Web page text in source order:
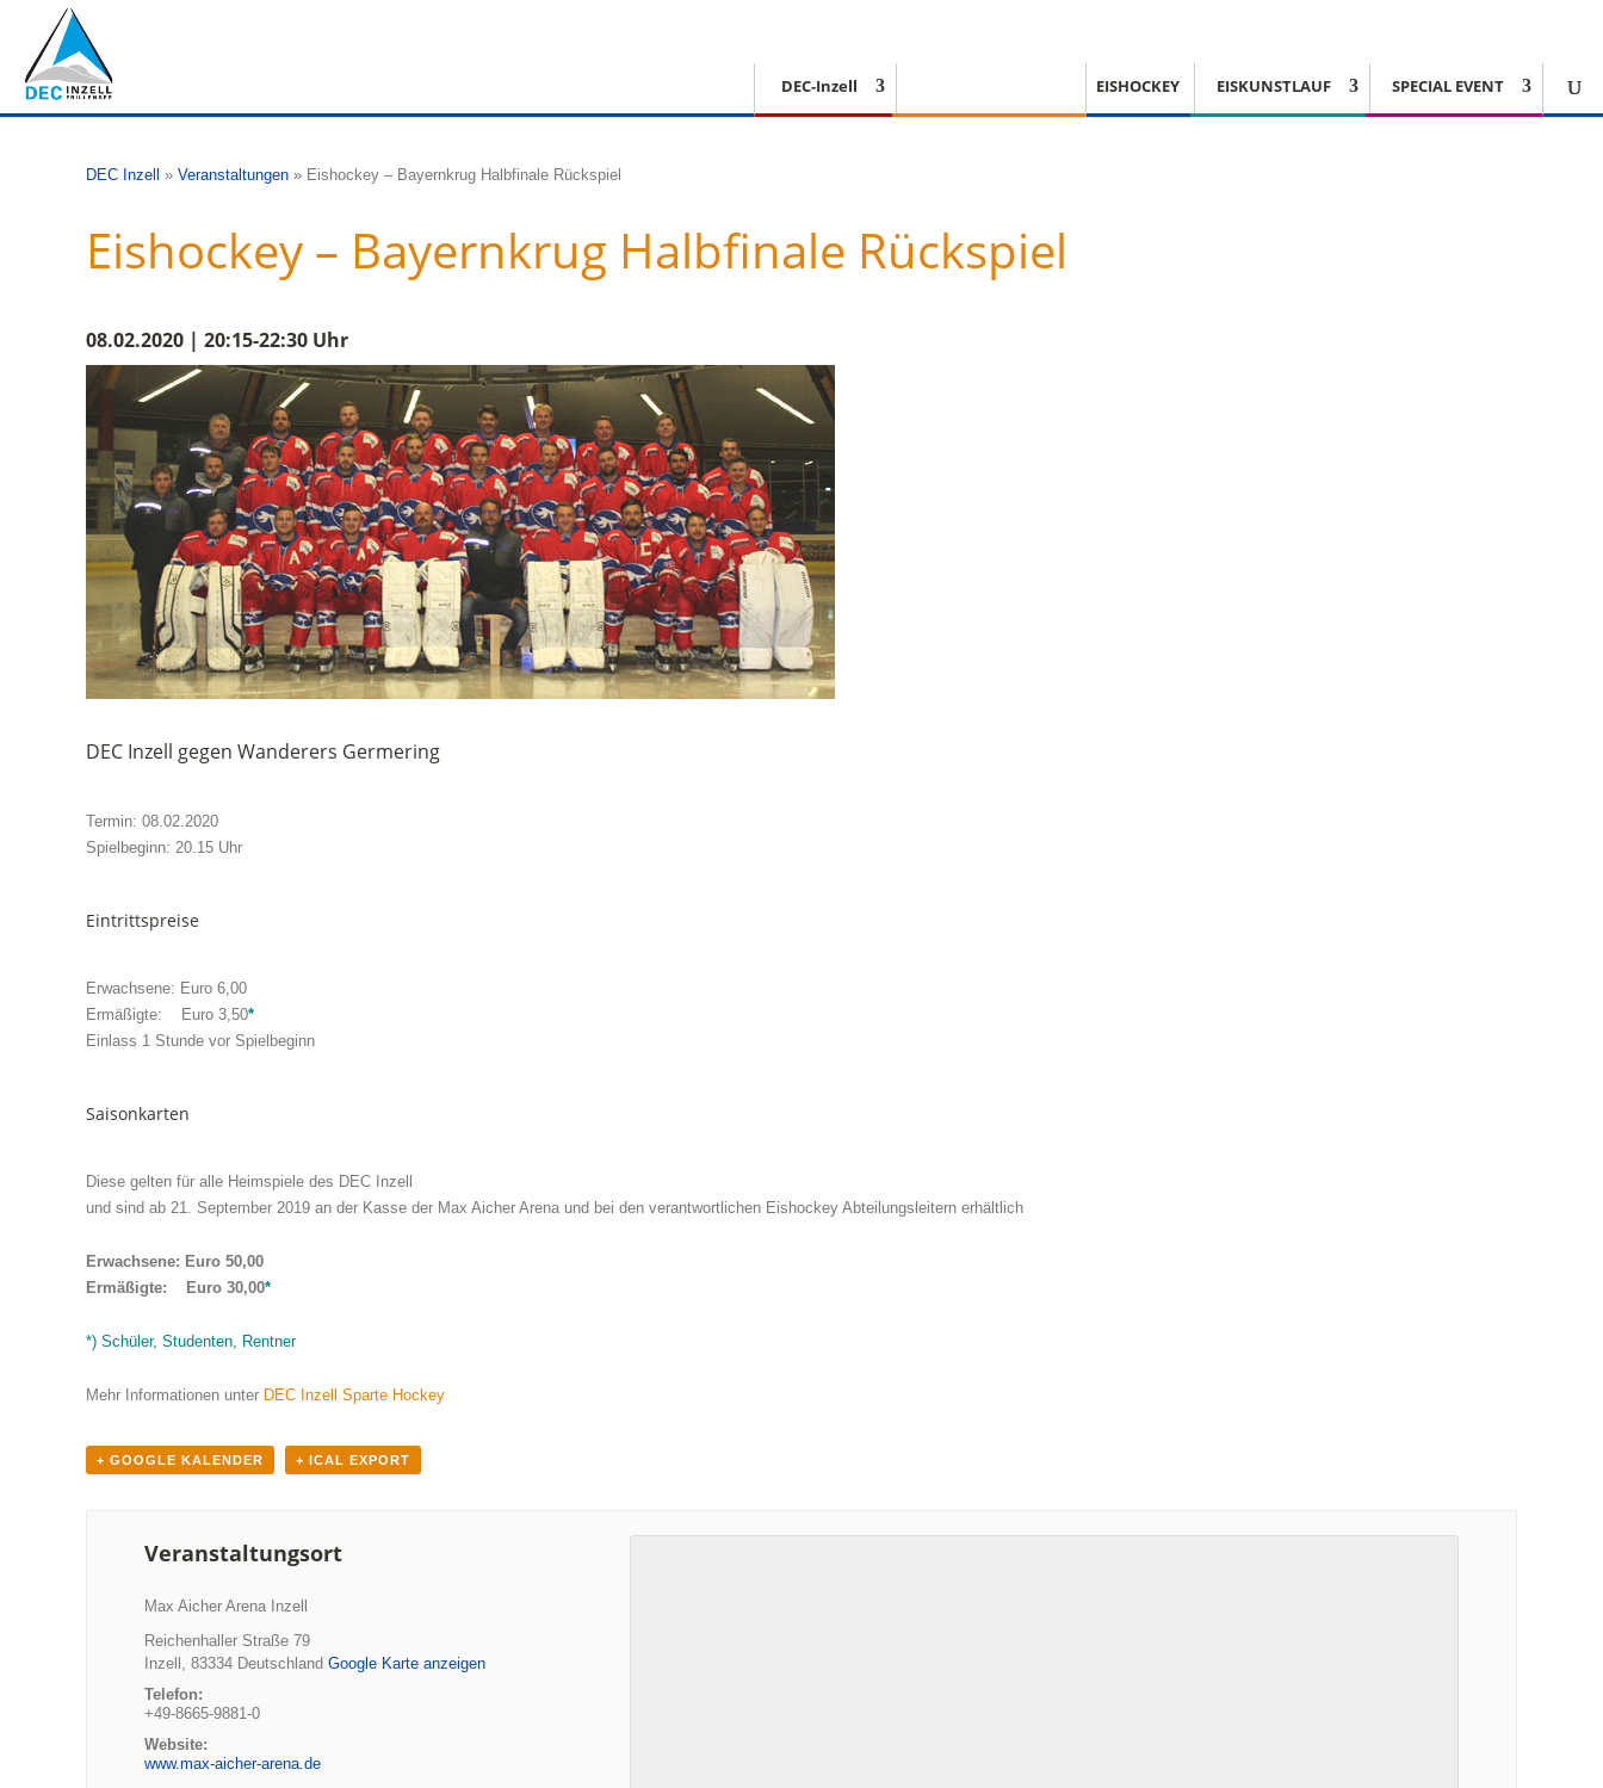
DEC-Inzell EISHOCKEY EISKUNSTLAUF SPECIAL EVENT
DEC Inzell » Veranstaltungen » Eishockey – Bayernkrug Halbfinale Rückspiel
Eishockey – Bayernkrug Halbfinale Rückspiel
08.02.2020 | 20:15-22:30 Uhr
DEC Inzell gegen Wanderers Germering
Termin: 08.02.2020
Spielbeginn: 20.15 Uhr
Eintrittspreise
Erwachsene: Euro 6,00
Ermäßigte: Euro 3,50*
Einlass 1 Stunde vor Spielbeginn
Saisonkarten
Diese gelten für alle Heimspiele des DEC Inzell
und sind ab 21. September 2019 an der Kasse der Max Aicher Arena und bei den verantwortlichen Eishockey Abteilungsleitern erhältlich
Erwachsene: Euro 50,00
Ermäßigte: Euro 30,00*
*) Schüler, Studenten, Rentner
Mehr Informationen unter DEC Inzell Sparte Hockey
+ GOOGLE KALENDER + ICAL EXPORT
Veranstaltungsort
Max Aicher Arena Inzell
Reichenhaller Straße 79
Inzell , 83334 Deutschland Google Karte anzeigen
Telefon:
+49-8665-9881-0
Website:
www.max-aicher-arena.de